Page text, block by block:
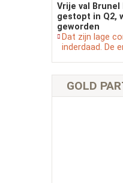
Vrije val
gestopt in Q2,
geworden
Dat zijn lage
inderdaad. De
GOLD